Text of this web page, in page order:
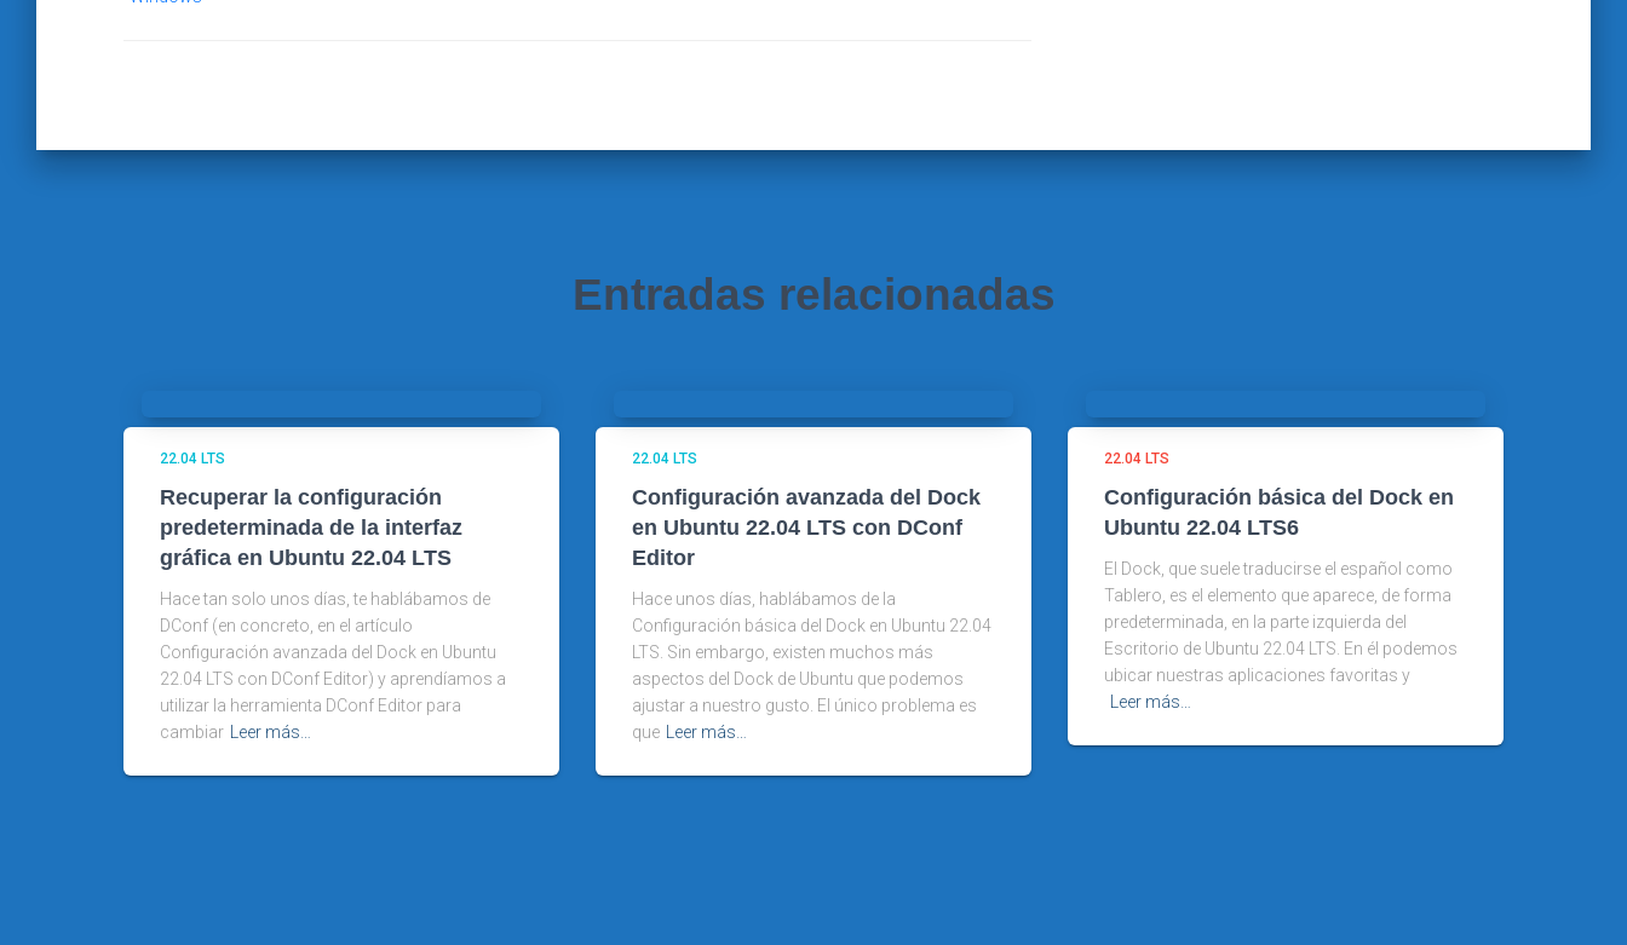
Entradas relacionadas
22.04 LTS
Recuperar la configuración
predeterminada de la interfaz
gráfica en Ubuntu 22.04 LTS
Hace tan solo unos días, te hablábamos de
DConf (en concreto, en el artículo
Configuración avanzada del Dock en Ubuntu
22.04 LTS con DConf Editor) y aprendíamos a
utilizar la herramienta DConf Editor para
cambiar
Leer más…
22.04 LTS
Configuración avanzada del Dock
en Ubuntu 22.04 LTS con DConf
Editor
Hace unos días, hablábamos de la
Configuración básica del Dock en Ubuntu 22.04
LTS. Sin embargo, existen muchos más
aspectos del Dock de Ubuntu que podemos
ajustar a nuestro gusto. El único problema es
que
Leer más…
22.04 LTS
Configuración básica del Dock en
Ubuntu 22.04 LTS6
El Dock, que suele traducirse el español como
Tablero, es el elemento que aparece, de forma
predeterminada, en la parte izquierda del
Escritorio de Ubuntu 22.04 LTS. En él podemos
ubicar nuestras aplicaciones favoritas y
Leer más…